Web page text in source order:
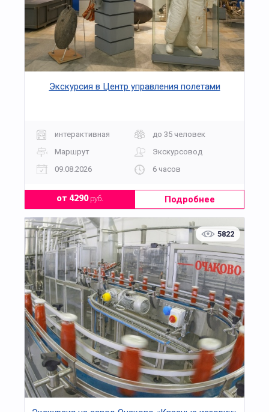
Экскурсия в Центр управления полетами
интерактивная
до 35 человек
Маршрут
Экскурсовод
09.08.2026
6 часов
от 4290руб. Подробнее
5822